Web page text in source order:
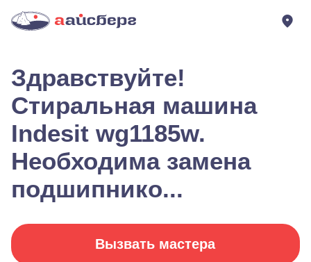
Здравствуйте!
Стиральная машина
Indesit wg1185w.
Необходима замена
подшипнико...
Вызвать мастера